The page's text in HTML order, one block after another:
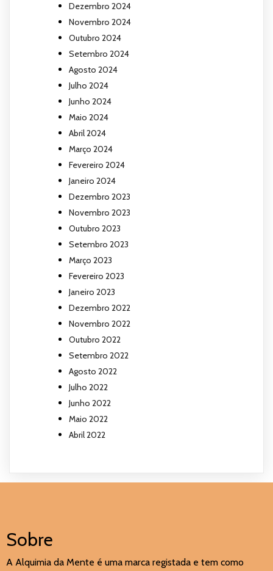
Dezembro 2024
Novembro 2024
Outubro 2024
Setembro 2024
Agosto 2024
Julho 2024
Junho 2024
Maio 2024
Abril 2024
Março 2024
Fevereiro 2024
Janeiro 2024
Dezembro 2023
Novembro 2023
Outubro 2023
Setembro 2023
Março 2023
Fevereiro 2023
Janeiro 2023
Dezembro 2022
Novembro 2022
Outubro 2022
Setembro 2022
Agosto 2022
Julho 2022
Junho 2022
Maio 2022
Abril 2022
Sobre
A Alquimia da Mente é uma marca registada e tem como